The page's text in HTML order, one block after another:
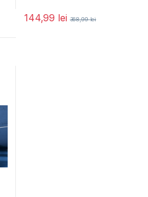
144,99 lei 368,99lei